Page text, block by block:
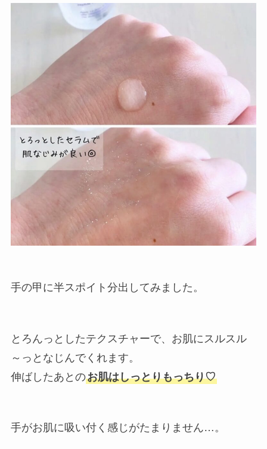
手の甲に半スポイト分出してみました。
とろんっとしたテクスチャーで、お肌にスルスル
～っとなじんでくれます。
伸ばしたあとのお肌はしっとりもっちり♡
手がお肌に吸い付く感じがたまりません…。